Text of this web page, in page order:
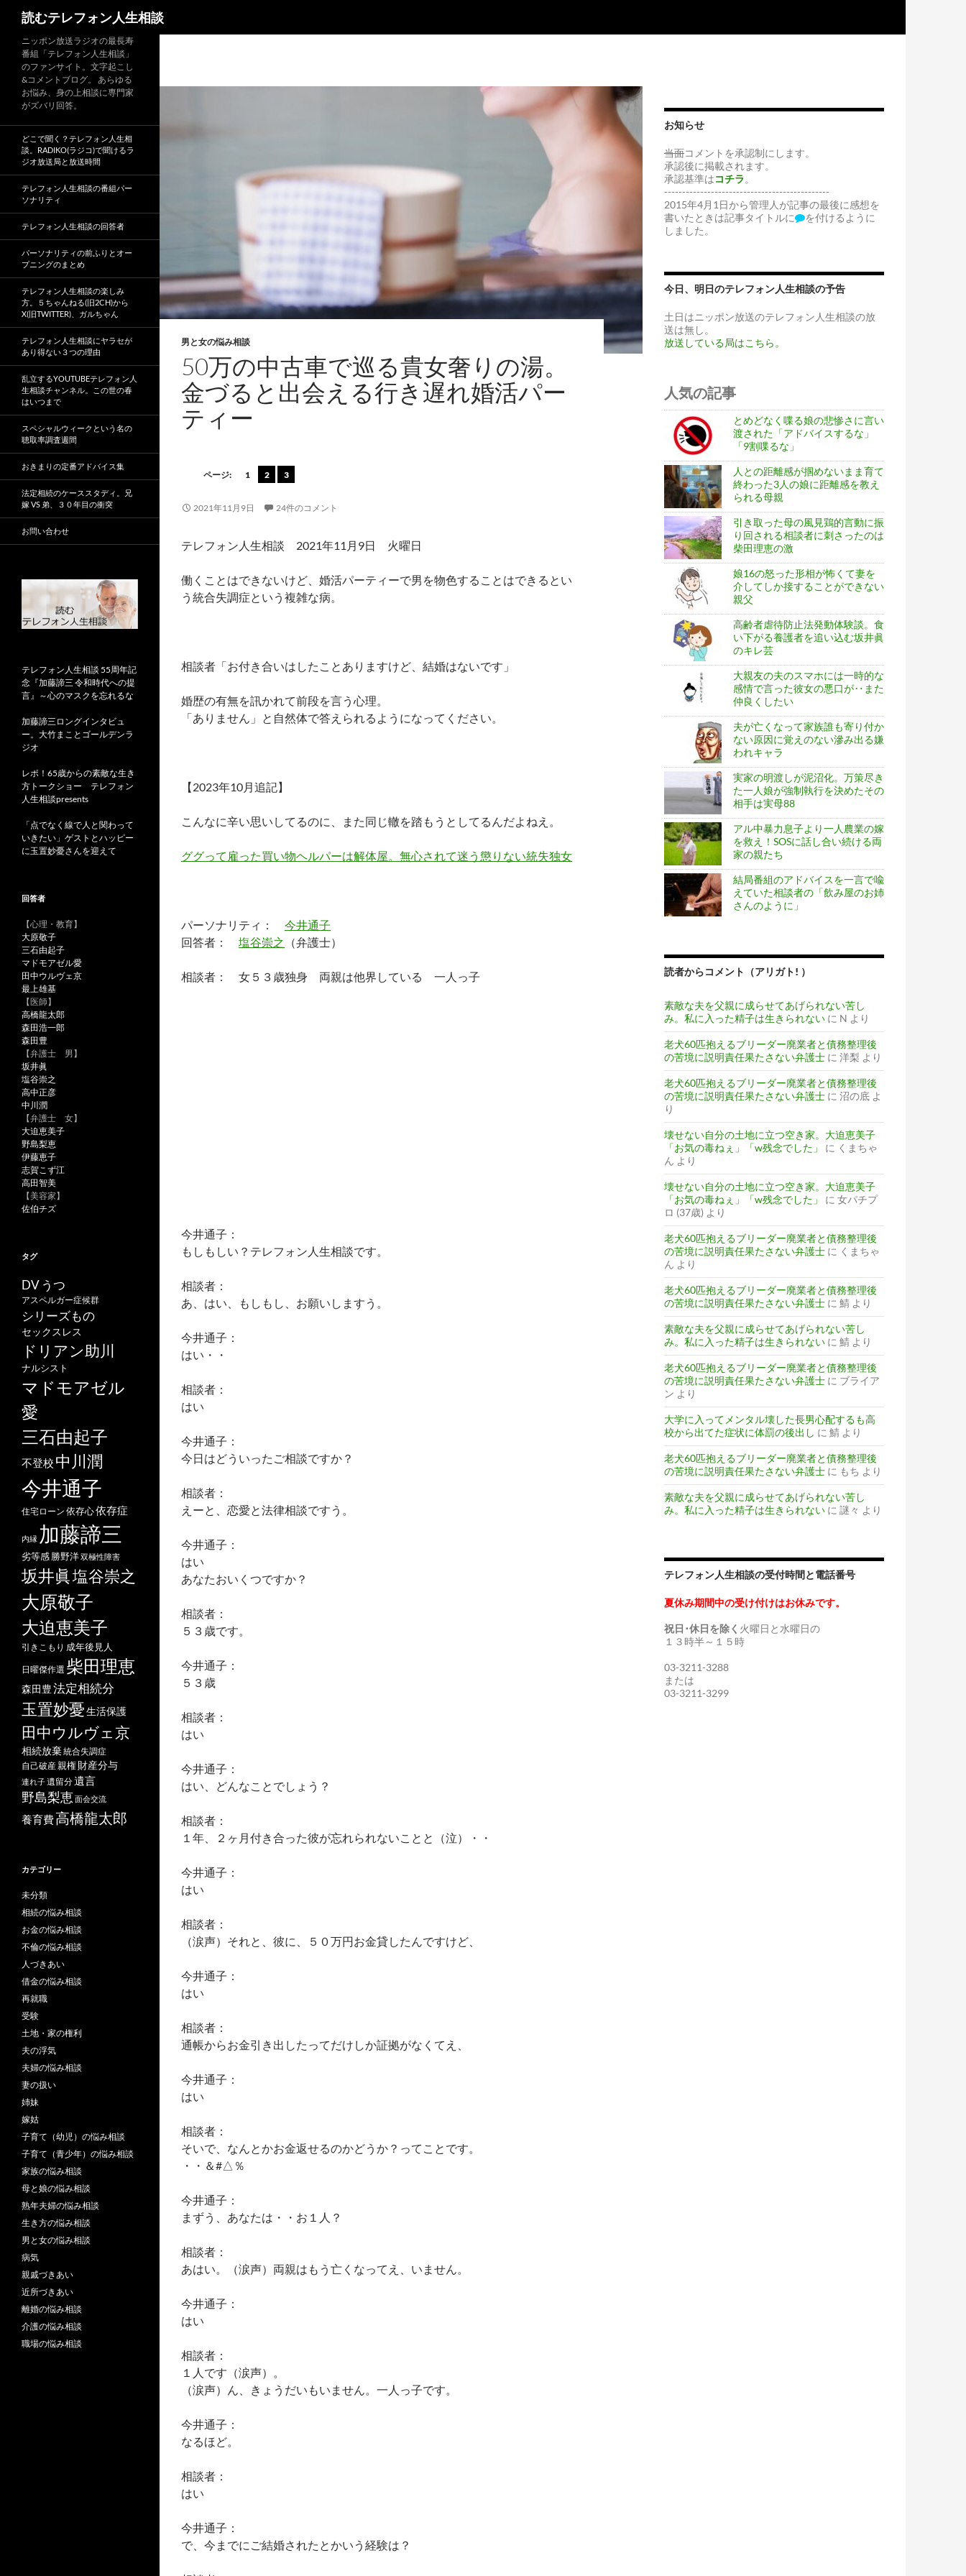
読むテレフォン人生相談
男と女の悩み相談
50万の中古車で巡る貴女奢りの湯。
金づると出会える行き遅れ婚活パー
ティー
ページ: 1 2 3
2021年11月9日 24件のコメント
テレフォン人生相談 2021年11月9日 火曜日
働くことはできないけど、婚活パーティーで男を物色することはできるとい
う統合失調症という複雑な病。
相談者「お付き合いはしたことありますけど、結婚はないです」
婚歴の有無を訊かれて前段を言う心理。
「ありません」と自然体で答えられるようになってください。
【2023年10月追記】
こんなに辛い思いしてるのに、また同じ轍を踏もうとしてるんだよねえ。
ググって雇った買い物ヘルパーは解体屋。無心されて迷う懲りない統失独女
パーソナリティ： 今井通子
回答者： 塩谷崇之 （弁護士）
相談者： 女５３歳独身 両親は他界している 一人っ子
今井通子：
もしもしい？テレフォン人生相談です。
相談者：
あ、はい、もしもし、お願いしますう。
今井通子：
はい・・
相談者：
はい
今井通子：
今日はどういったご相談ですか？
相談者：
えーと、恋愛と法律相談ですう。
今井通子：
はい
あなたおいくつですか？
相談者：
５３歳です。
今井通子：
５３歳
相談者：
はい
今井通子：
はい、どんなことでしょう？
相談者：
１年、２ヶ月付き合った彼が忘れられないことと（泣）・・
今井通子：
はい
相談者：
（涙声）それと、彼に、５０万円お金貸したんですけど、
今井通子：
はい
相談者：
通帳からお金引き出したってだけしか証拠がなくてえ、
今井通子：
はい
相談者：
そいで、なんとかお金返せるのかどうか？ってことです。
・・＆#△％
今井通子：
まずう、あなたは・・お１人？
相談者：
あはい。（涙声）両親はもう亡くなってえ、いません。
今井通子：
はい
相談者：
１人です（涙声）。
（涙声）ん、きょうだいもいません。一人っ子です。
今井通子：
なるほど。
相談者：
はい
今井通子：
で、今までにご結婚されたとかいう経験は？
お知らせ
当面コメントを承認制にします。
承認後に掲載されます。
承認基準はコチラ 。
----------------------------------------------
2015年4月1日から管理人が記事の最後に感想を
書いたときは記事タイトルに
を付けるように
しました。
今日、明日のテレフォン人生相談の予告
土日はニッポン放送のテレフォン人生相談の放
送は無し。
放送している局はこちら。
人気の記事
とめどなく喋る娘の悲惨さに言い
渡された「アドバイスするな」
「9割喋るな」
人との距離感が掴めないまま育て
終わった3人の娘に距離感を教え
られる母親
引き取った母の風見鶏的言動に振
り回される相談者に刺さったのは
柴田理恵の激
娘16の怒った形相が怖くて妻を
介してしか接することができない
親父
高齢者虐待防止法発動体験談。食
い下がる養護者を追い込む坂井眞
のキレ芸
大親友の夫のスマホには一時的な
感情で言った彼女の悪口が‥また
仲良くしたい
夫が亡くなって家族誰も寄り付か
ない原因に覚えのない滲み出る嫌
われキャラ
実家の明渡しが泥沼化。万策尽き
た一人娘が強制執行を決めたその
相手は実母88
アル中暴力息子より一人農業の嫁
を救え！SOSに話し合い続ける両
家の親たち
結局番組のアドバイスを一言で喩
えていた相談者の「飲み屋のお姉
さんのように」
読者からコメント（アリガト! ）
素敵な夫を父親に成らせてあげられない苦し
み。私に入った精子は生きられない に N より
老犬60匹抱えるブリーダー廃業者と債務整理後
の苦境に説明責任果たさない弁護士 に 洋梨 より
老犬60匹抱えるブリーダー廃業者と債務整理後
の苦境に説明責任果たさない弁護士 に 沼の底 よ
り
壊せない自分の土地に立つ空き家。大迫恵美子
「お気の毒ねぇ」「w残念でした」
に くまちゃ
ん より
壊せない自分の土地に立つ空き家。大迫恵美子
「お気の毒ねぇ」「w残念でした」
に 女パチプ
ロ (37歳) より
老犬60匹抱えるブリーダー廃業者と債務整理後
の苦境に説明責任果たさない弁護士 に くまちゃ
ん より
老犬60匹抱えるブリーダー廃業者と債務整理後
の苦境に説明責任果たさない弁護士 に 鯖 より
素敵な夫を父親に成らせてあげられない苦し
み。私に入った精子は生きられない に 鯖 より
老犬60匹抱えるブリーダー廃業者と債務整理後
の苦境に説明責任果たさない弁護士 に ブライア
ン より
大学に入ってメンタル壊した長男心配するも高
校から出てた症状に体罰の後出し に 鯖 より
老犬60匹抱えるブリーダー廃業者と債務整理後
の苦境に説明責任果たさない弁護士 に もち より
素敵な夫を父親に成らせてあげられない苦し
み。私に入った精子は生きられない に 謎々 より
テレフォン人生相談の受付時間と電話番号
夏休み期間中の受け付けはお休みです。
祝日･休日を除く 火曜日と水曜日の
１３時半～１５時
03-3211-3288
または
03-3211-3299
ニッポン放送ラジオの最長寿
番組「テレフォン人生相談」
のファンサイト。文字起こし
&コメントブログ。 あらゆる
お悩み、身の上相談に専門家
がズバリ回答。
どこで聞く？テレフォン人生相
談。RADIKO(ラジコ)で聞けるラ
ジオ放送局と放送時間
テレフォン人生相談の番組パー
ソナリティ
テレフォン人生相談の回答者
パーソナリティの前ふりとオー
プニングのまとめ
テレフォン人生相談の楽しみ
方。５ちゃんねる(旧2CH)から
X(旧TWITTER)、ガルちゃん
テレフォン人生相談にヤラセが
あり得ない３つの理由
乱立するYOUTUBEテレフォン人
生相談チャンネル。この世の春
はいつまで
スペシャルウィークという名の
聴取率調査週間
おきまりの定番アドバイス集
法定相続のケーススタディ。兄
嫁 VS 弟、３０年目の衝突
お問い合わせ
テレフォン人生相談 55周年記
念『加藤諦三 令和時代への提
言』～心のマスクを忘れるな
加藤諦三ロングインタビュ
ー。大竹まことゴールデンラ
ジオ
レポ！65歳からの素敵な生き
方トークショー テレフォン
人生相談presents
「点でなく線で人と関わって
いきたい」ゲストとハッピー
に玉置妙憂さんを迎えて
回答者
【心理・教育】
大原敬子
三石由起子
マドモアゼル愛
田中ウルヴェ京
最上雄基
【医師】
高橋龍太郎
森田浩一郎
森田豊
【弁護士 男】
坂井眞
塩谷崇之
高中正彦
中川潤
【弁護士 女】
大迫恵美子
野島梨恵
伊藤恵子
志賀こず江
高田智美
【美容家】
佐伯チズ
タグ
DV うつ
アスペルガー症候群
シリーズもの
セックスレス
ドリアン助川
ナルシスト
マドモアゼル
愛
三石由起子
不登校 中川潤
今井通子
住宅ローン 依存心依存症
内縁 加藤諦三
劣等感勝野洋双極性障害
坂井眞塩谷崇之
大原敬子
大迫恵美子
引きこもり 成年後見人
日曜傑作選 柴田理恵
森田豊法定相続分
玉置妙憂生活保護
田中ウルヴェ京
相続放棄統合失調症
自己破産親権 財産分与
連れ子遺留分遺言
野島梨恵面会交流
養育費高橋龍太郎
カテゴリー
未分類
相続の悩み相談
お金の悩み相談
不倫の悩み相談
人づきあい
借金の悩み相談
再就職
受験
土地・家の権利
夫の浮気
夫婦の悩み相談
妻の扱い
姉妹
嫁姑
子育て（幼児）の悩み相談
子育て（青少年）の悩み相談
家族の悩み相談
母と娘の悩み相談
熟年夫婦の悩み相談
生き方の悩み相談
男と女の悩み相談
病気
親戚づきあい
近所づきあい
離婚の悩み相談
介護の悩み相談
職場の悩み相談